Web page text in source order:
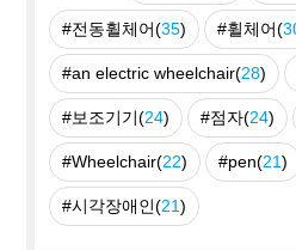
#전동휠체어(35) #휠체어(
#an electric wheelchair(28)
#보조기기(24) #점자(24)
#Wheelchair(22) #pen(21)
#시각장애인(21)